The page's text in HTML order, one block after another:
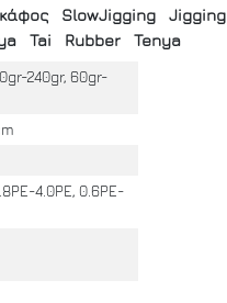
SlowJigging Jigging
Tai Rubber Tenya
240gr, 60gr-
4.0PE, 0.6PE-